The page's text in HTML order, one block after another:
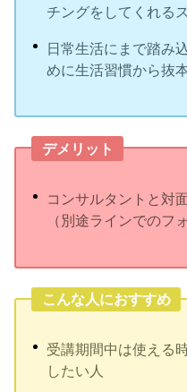
チングをしてくれる
日常生活にまで踏み
めに生活習慣から抜
デメリット
コンサルタントと対
（別途ラインでのフ
こんな人におすすめ
受講期間中は使える
したい人